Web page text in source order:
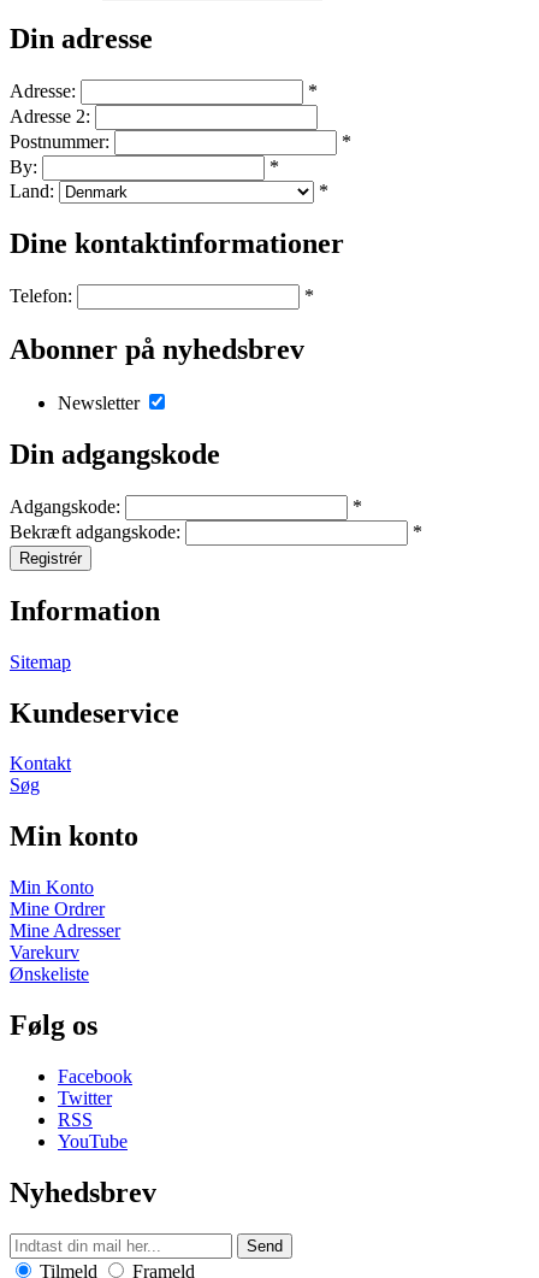
Din adresse
Adresse:
*
Adresse 2:
Postnummer:
*
By:
*
Land:
*
Dine kontaktinformationer
Telefon: *
Abonner på nyhedsbrev
Newsletter
Din adgangskode
Adgangskode:
*
Bekræft adgangskode:
*
Registrér
Information
Sitemap
Kundeservice
Kontakt
Søg
Min konto
Min Konto
Mine Ordrer
Mine Adresser
Varekurv
Ønskeliste
Følg os
Facebook
Twitter
RSS
YouTube
Nyhedsbrev
Send
Tilmeld Frameld